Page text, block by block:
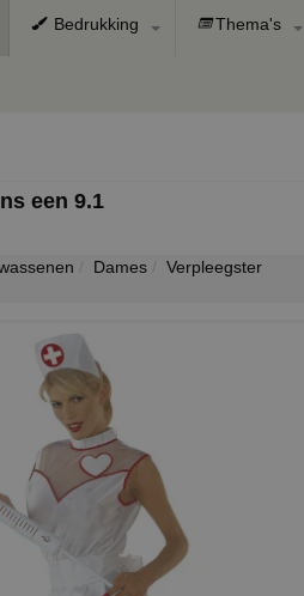
Bedrukking Thema's
een9.1
Dames Verpleegster